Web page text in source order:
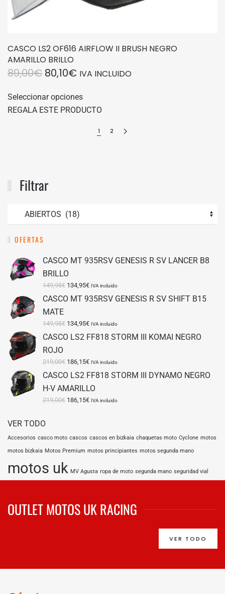
CASCO LS2 OF616 AIRFLOW II BRUSH NEGRO
AMARILLO BRILLO
89,00€ EL
ORIGINAL
80,10€EL
ACTUAL
80,10€.
IVA INCLUIDO
Seleccionar opcionesproducto
tiene
variantes.
de
REGALA ESTE PRODUCTO
1 2
Filtrar
OFERTAS
CASCO MT 935RSV GENESIS R SV LANCER B8
BRILLO
149,95€ El
precio
original
149,95€.
134,95€El
precio
actual
134,95€.
IVA incluido
CASCO MT 935RSV GENESIS R SV SHIFT B15
MATE
149,95€ El
precio
original
149,95€.
134,95€El
precio
actual
134,95€.
IVA incluido
CASCO LS2 FF818 STORM III KOMAI NEGRO
ROJO
219,00€ El
precio
original
era:
219,00€.
186,15€El
precio
actual
es:
186,15€.
IVA incluido
CASCO LS2 FF818 STORM III DYNAMO NEGRO
H-V AMARILLO
219,00€ El
219,00€.
186,15€El
186,15€.
IVA incluido
VER TODO
Accesorios casco moto cascos cascos en bizkaia chaquetas moto Cyclone motos
motos bizkaia Motos Premium motos principiantes motos segunda mano
motos uk MV Agusta ropa de moto segunda mano seguridad vial
OUTLET MOTOS UK RACING
VER TODO